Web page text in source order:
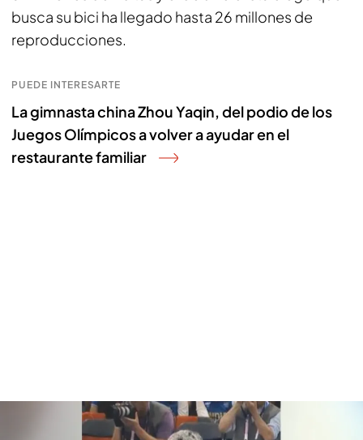
busca su bici ha llegado hasta 26 millones de
reproducciones.
PUEDE INTERESARTE
La gimnasta china Zhou Yaqin, del podio de los
Juegos Olímpicos a volver a ayudar en el
restaurante familiar
Los momentos más virales de los Juegos Olímpicos de París 2024: la
deportividad como norma general